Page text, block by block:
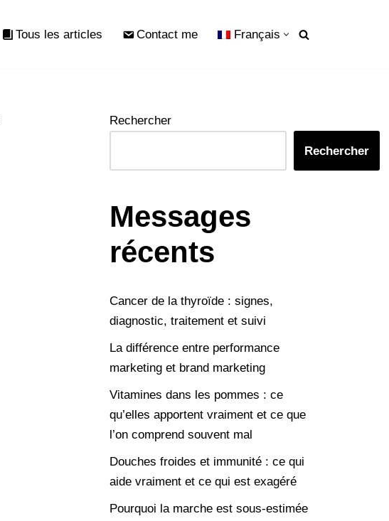
Tous les articles Contact me Français
Rechercher
Rechercher
Messages
récents
Cancer de la thyroïde : signes,
diagnostic, traitement et suivi
La différence entre performance
marketing et brand marketing
Vitamines dans les pommes : ce
qu’elles apportent vraiment et ce que
l’on comprend souvent mal
Douches froides et immunité : ce qui
aide vraiment et ce qui est exagéré
Pourquoi la marche est sous-estimée